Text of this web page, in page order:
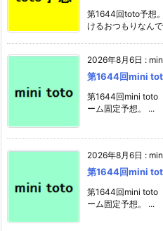
第1644回toto予想
けるおつもりなん
2026年8月6日 :
第1644回mini
第1644回mini toto
ーム固定予想。 ...
2026年8月6日 :
第1644回mini
第1644回mini toto
ーム固定予想。 ...